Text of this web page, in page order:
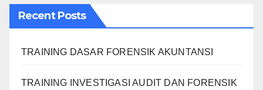
Recent Posts
TRAINING DASAR FORENSIK AKUNTANSI
TRAINING INVESTIGASI AUDIT DAN FORENSIK